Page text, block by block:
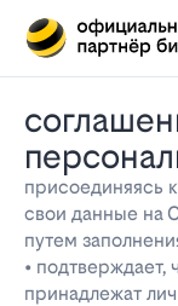
соглашение на обработку
присоединяясь
свои данные на
путем
• подтверждает,
принадлежат